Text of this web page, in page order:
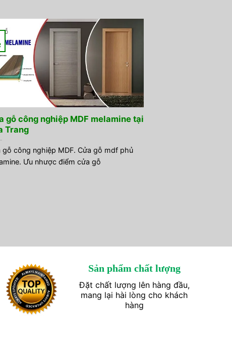
gỗ công nghiệp MDF melamine tại
Trang
gỗ công nghiệp MDF. Cửa gỗ mdf phủ
Ưu nhược điểm cửa gỗ
Sản phẩm chất lượng
Đặt chất lượng lên hàng đầu,
mang lại hài lòng cho khách
hàng